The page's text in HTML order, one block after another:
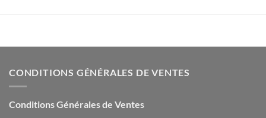
CONDITIONS GÉNÉRALES DE VENTES
Conditions Générales de Ventes